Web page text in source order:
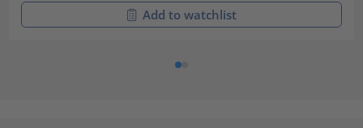
Add to watchlist